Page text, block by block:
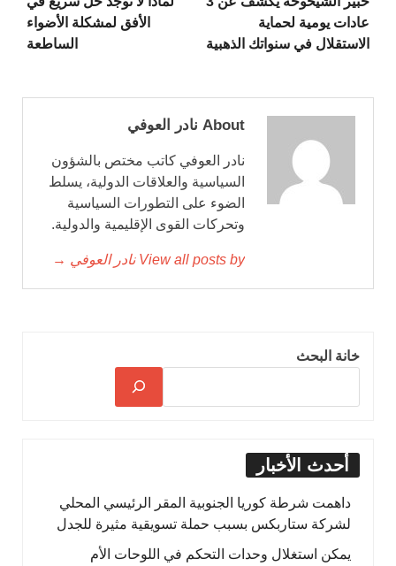
عادات يومية لحماية
الاستقلال في سنواتك الذهبية
الأفق لمشكلة الأضواء
الساطعة
About نادر العوفي
نادر العوفي كاتب مختص بالشؤون
السياسية والعلاقات الدولية، يسلط
الضوء على التطورات السياسية
وتحركات القوى الإقليمية والدولية.
View all posts by نادر العوفي →
خانة البحث
أحدث الأخبار
داهمت شرطة كوريا الجنوبية المقر الرئيسي المحلي
لشركة ستاربكس بسبب حملة تسويقية مثيرة للجدل
يمكن استغلال وحدات التحكم في اللوحات الأم